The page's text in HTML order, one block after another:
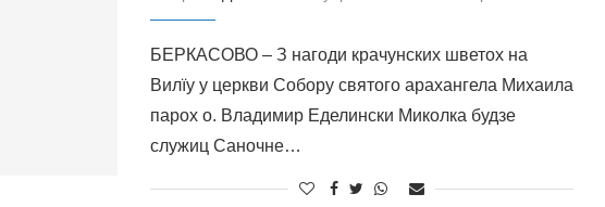
БЕРКАСОВО – З нагоди крачунских шветох на
Вилїу у церкви Собору святого арахангела Михаила
парох о. Владимир Еделински Миколка будзе
служиц Саночне…